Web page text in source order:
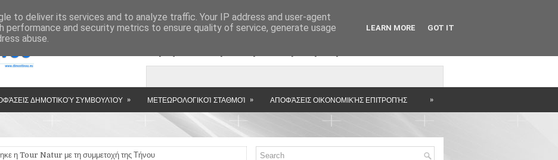
»
ΔΗΜΟΤΙΚΟΎ ΣΥΜΒΟΥΛΊΟΥ » ΜΕΤΕΩΡΟΛΟΓΙΚΟΊ ΣΤΑΘΜΟΊ » ΑΠΟΦΆΣΕΙΣ ΟΙΚΟΝΟΜΙΚΉΣ ΕΠΙΤΡΟΠΉΣ »
η Tour Natur με τη συμμετοχή της Τήνου
to deliver its services and to analyze traffic. Your IP address and user-agent
performance and security metrics to ensure quality of service, generate usage
abuse.
LEARN MORE GOT IT